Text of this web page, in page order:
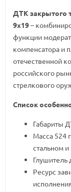
ДТК закрытого
9х19–
функции
компенсатора и
отечественной
российского
стрелкового
Список
Габариты
Масса 524
стальном и
Глушитель
Ресурс